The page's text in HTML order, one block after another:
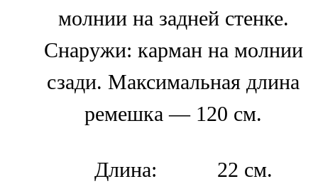
молнии на задней стенке.
Снаружи: карман на молнии
сзади. Максимальная длина
ремешка — 120 см.
Длина:
22 см.